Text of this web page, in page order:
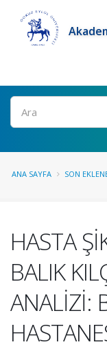
Ara
ANA SAYFA SON
HASTA
BALIK
ANALİZİ: